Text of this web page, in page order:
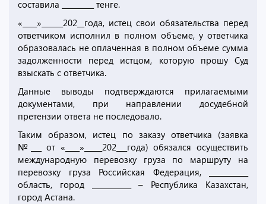
составила _________ тенге.
«____»______202__года, истец свои обязательства перед
ответчиком исполнил в полном объеме, у ответчика
образовалась не оплаченная в полном объеме сумма
задолженности перед истцом, которую прошу Суд
взыскать с ответчика.
Данные выводы подтверждаются прилагаемыми
документами, при направлении досудебной
претензии ответа не последовало.
Таким образом, истец по заказу ответчика (заявка
№___ от «____»_____202___года) обязался осуществить
международную перевозку груза по маршруту на
перевозку груза Российская Федерация, ___________
область, город ___________ – Республика Казахстан,
город Астана.